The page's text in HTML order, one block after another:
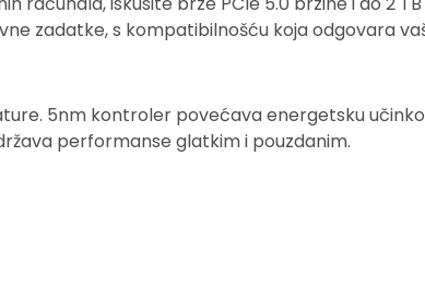
zadatke, s kompatibilnošću koja odgovara
5nm kontroler povećava energetsku
performanse glatkim i pouzdanim.